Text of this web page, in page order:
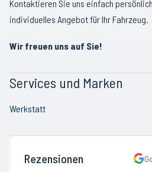
Kontaktieren Sie uns einfach
individuelles Angebot für Ihr Fahrzeug.
Wir freuen uns auf Sie!
Services und Marken
Werkstatt
Rezensionen